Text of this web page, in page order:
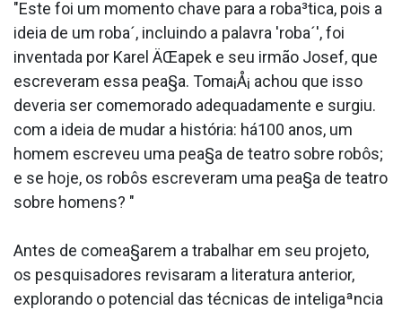
"Este foi um momento chave para a roba³tica, pois a
ideia de um roba´, incluindo a palavra 'roba´', foi
inventada por Karel ÄŒapek e seu irmão Josef, que
escreveram essa pea§a. Toma¡Å¡ achou que isso
deveria ser comemorado adequadamente e surgiu.
com a ideia de mudar a história: há100 anos, um
homem escreveu uma pea§a de teatro sobre robôs;
e se hoje, os robôs escreveram uma pea§a de teatro
sobre homens? "
Antes de comea§arem a trabalhar em seu projeto,
os pesquisadores revisaram a literatura anterior,
explorando o potencial das técnicas de inteligaªncia